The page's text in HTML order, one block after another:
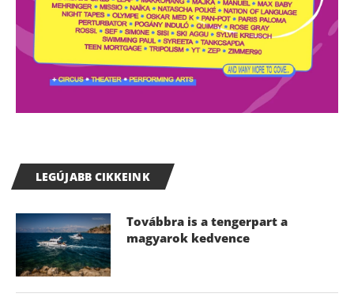
LEGÚJABB CIKKEINK
Továbbra is a tengerpart a
magyarok kedvence